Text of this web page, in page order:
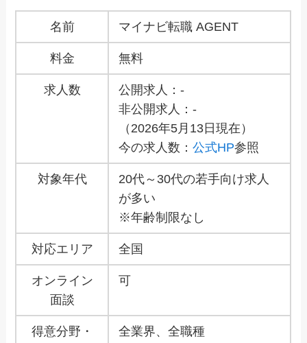
名前 マイナビ転職 AGENT
料金 無料
求人数
公開求人：-
非公開求人：-
（2026年5月13日現在）
今の求人数： 公式HP参照
対象年代
20代～30代の若手向け求人
が多い
※年齢制限なし
対応エリア 全国
オンライン
面談
可
得意分野・
全業界、全職種